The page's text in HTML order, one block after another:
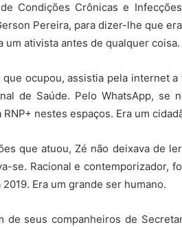
Condições Crônicas e
Pereira, para dizer-lhe que
um ativista antes de qualquer coisa.
ocupou, assistia pela internet a
de Saúde. Pelo WhatsApp, se
nestes espaços. Era um
que atuou, Zé não deixava de
se. Racional e contemporizador,
Era um grande ser humano.
de seus companheiros de